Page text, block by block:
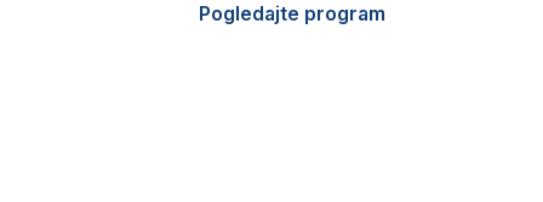
Pogledajte program